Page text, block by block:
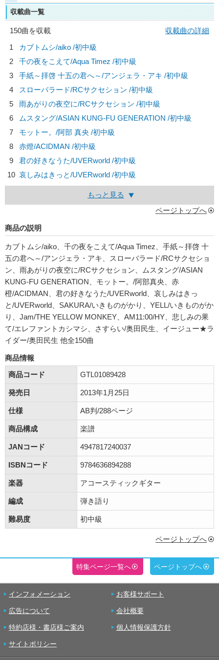
収載曲一覧
150曲を収載
収載曲の詳細
1
カブトムシ/aiko /初中級
2
千の夜をこえて/Aqua Timez /初中級
3
手紙～拝啓 十五の君へ～/アンジェラ・アキ /初中級
4
スローバラード/RCサクセション /初中級
5
雨あがりの夜空に/RCサクセション /初中級
6
ムスタング/ASIAN KUNG-FU GENERATION /初中級
7
モットー。/阿部 真央 /初中級
8
赤燈/ACIDMAN /初中級
9
君の好きなうた/UVERworld /初中級
10 哀しみはきっと/UVERworld /初中級
もっと見る
ページトップへ
商品の説明
カブトムシ/aiko、千の夜をこえて/Aqua Timez、手紙～拝啓 十
五の君へ～/アンジェラ・アキ、スローバラード/RCサクセショ
ン、雨あがりの夜空に/RCサクセション、ムスタング/ASIAN
KUNG-FU GENERATION、モットー。/阿部真央、赤
橙/ACIDMAN、君の好きなうた/UVERworld、哀しみはきっ
と/UVERworld、SAKURA/いきものがかり、YELL/いきものがか
り、Jam/THE YELLOW MONKEY、AM11:00/HY、悲しみの果
て/エレファントカシマシ、さすらい/奥田民生、イージュー★ラ
イダー/奥田民生 他全150曲
商品情報
商品コード
GTL01089428
発売日 2013年1月25日
仕様 AB判/288ページ
商品構成 楽譜
JANコード 4947817240037
ISBNコード 9784636894288
楽器 アコースティックギター
編成 弾き語り
難易度 初中級
ページトップへ
特集ページ一覧へ ページトップへ
インフォメーション お客様サポート
広告について 会社概要
特約店様・書店様ご案内 個人情報保護方針
サイトポリシー